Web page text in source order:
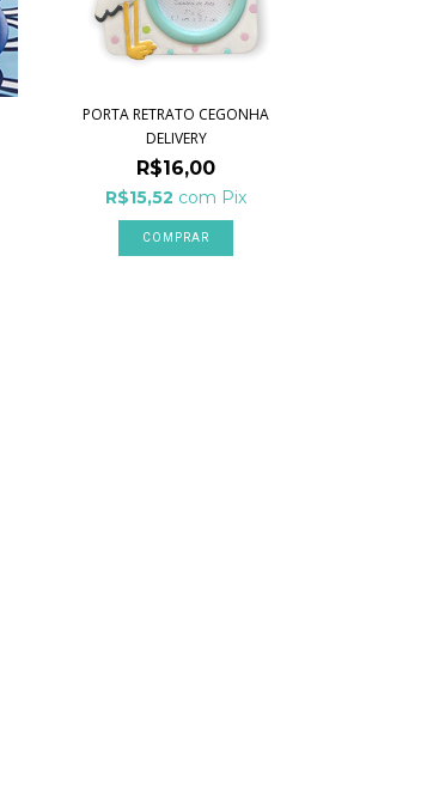
PORTA RETRATO CEGONHA
DELIVERY
R$16,00
R$15,52 com Pix